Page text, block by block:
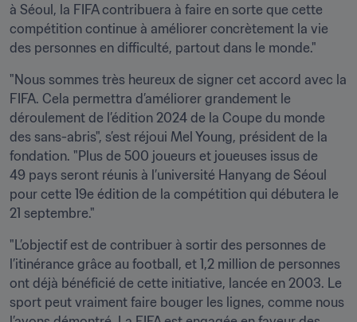
à Séoul, la FIFA contribuera à faire en sorte que cette
compétition continue à améliorer concrètement la vie
des personnes en difficulté, partout dans le monde."
"Nous sommes très heureux de signer cet accord avec la
FIFA. Cela permettra d’améliorer grandement le
déroulement de l’édition 2024 de la Coupe du monde
des sans-abris", s’est réjoui Mel Young, président de la
fondation. "Plus de 500 joueurs et joueuses issus de
49 pays seront réunis à l’université Hanyang de Séoul
pour cette 19e édition de la compétition qui débutera le
21 septembre."
"L’objectif est de contribuer à sortir des personnes de
l’itinérance grâce au football, et 1,2 million de personnes
ont déjà bénéficié de cette initiative, lancée en 2003. Le
sport peut vraiment faire bouger les lignes, comme nous